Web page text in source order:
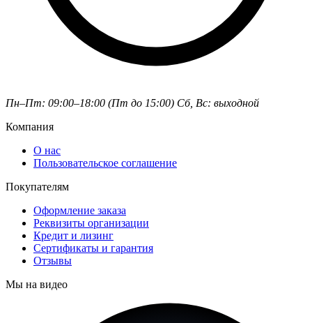
Пн–Пт: 09:00–18:00 (Пт до 15:00) Сб, Вс: выходной
Компания
О нас
Пользовательское соглашение
Покупателям
Оформление заказа
Реквизиты организации
Кредит и лизинг
Сертификаты и гарантия
Отзывы
Мы на видео